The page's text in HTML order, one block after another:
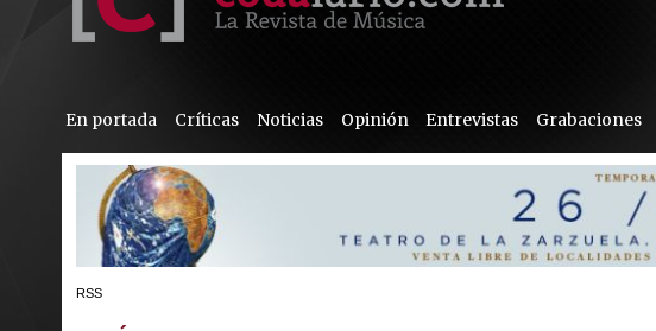
En portada Críticas Noticias Opinión Entrevistas Grabaciones
RSS